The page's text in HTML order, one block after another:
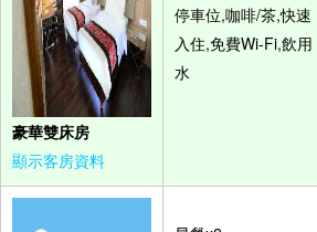
豪華雙床房
顯示客房資料
停車位,咖啡/茶,快速
入住,免費Wi-Fi,飲用
水